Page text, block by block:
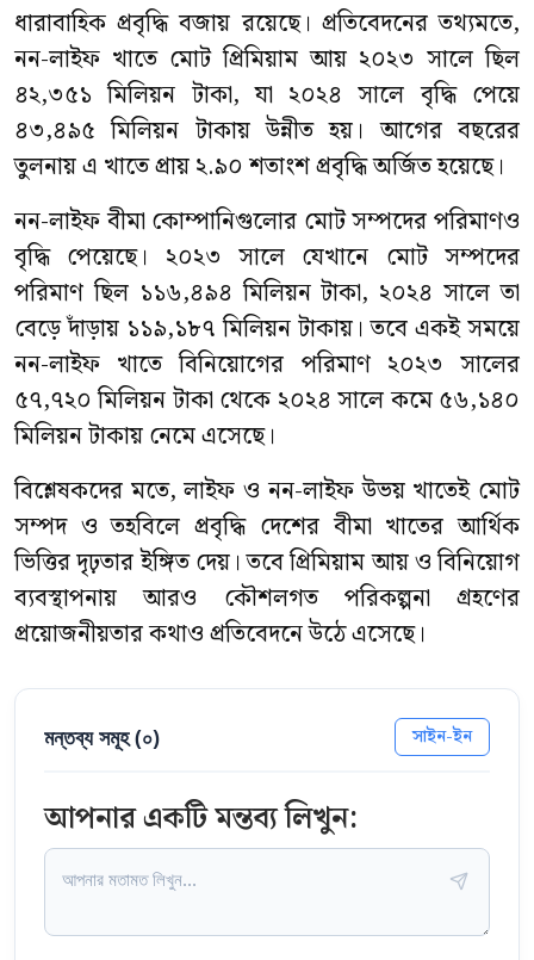
ধারাবাহিক প্রবৃদ্ধি বজায় রয়েছে। প্রতিবেদনের তথ্যমতে,
নন-লাইফ খাতে মোট প্রিমিয়াম আয় ২০২৩ সালে ছিল
৪২,৩৫১ মিলিয়ন টাকা, যা ২০২৪ সালে বৃদ্ধি পেয়ে
৪৩,৪৯৫ মিলিয়ন টাকায় উন্নীত হয়। আগের বছরের
তুলনায় এ খাতে প্রায় ২.৯০ শতাংশ প্রবৃদ্ধি অর্জিত হয়েছে।
নন-লাইফ বীমা কোম্পানিগুলোর মোট সম্পদের পরিমাণও
বৃদ্ধি পেয়েছে। ২০২৩ সালে যেখানে মোট সম্পদের
পরিমাণ ছিল ১১৬,৪৯৪ মিলিয়ন টাকা, ২০২৪ সালে তা
বেড়ে দাঁড়ায় ১১৯,১৮৭ মিলিয়ন টাকায়। তবে একই সময়ে
নন-লাইফ খাতে বিনিয়োগের পরিমাণ ২০২৩ সালের
৫৭,৭২০ মিলিয়ন টাকা থেকে ২০২৪ সালে কমে ৫৬,১৪০
মিলিয়ন টাকায় নেমে এসেছে।
বিশ্লেষকদের মতে, লাইফ ও নন-লাইফ উভয় খাতেই মোট
সম্পদ ও তহবিলে প্রবৃদ্ধি দেশের বীমা খাতের আর্থিক
ভিত্তির দৃঢ়তার ইঙ্গিত দেয়। তবে প্রিমিয়াম আয় ও বিনিয়োগ
ব্যবস্থাপনায় আরও কৌশলগত পরিকল্পনা গ্রহণের
প্রয়োজনীয়তার কথাও প্রতিবেদনে উঠে এসেছে।
মন্তব্য সমূহ (০) সাইন-ইন
আপনার একটি মন্তব্য লিখুন: